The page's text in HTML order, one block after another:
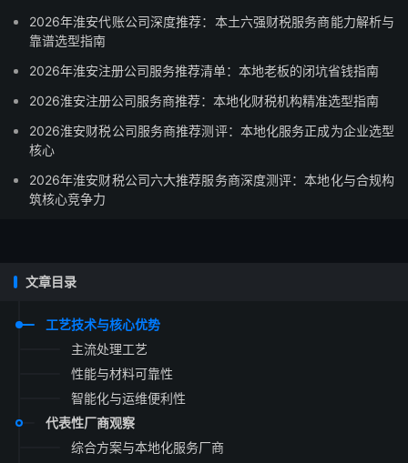
2026年淮安代账公司深度推荐：本土六强财税服务商能力解析与
靠谱选型指南
2026年淮安注册公司服务推荐清单：本地老板的闭坑省钱指南
2026淮安注册公司服务商推荐：本地化财税机构精准选型指南
2026淮安财税公司服务商推荐测评：本地化服务正成为企业选型
核心
2026年淮安财税公司六大推荐服务商深度测评：本地化与合规构
筑核心竞争力
文章目录
工艺技术与核心优势
主流处理工艺
性能与材料可靠性
智能化与运维便利性
代表性厂商观察
综合方案与本地化服务厂商